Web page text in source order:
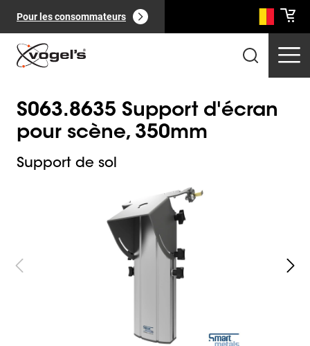
Pour les consommateurs
S063.8635 Support d'écran
pour scène, 350mm
Support de sol